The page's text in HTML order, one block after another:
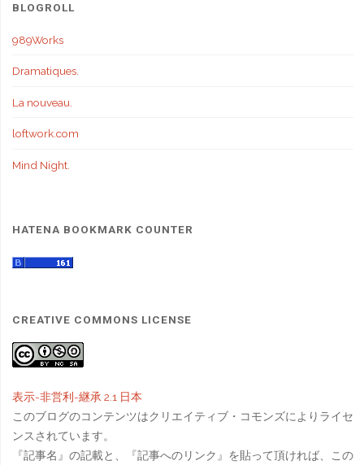
BLOGROLL
989Works
Dramatiques.
La nouveau.
loftwork.com
Mind Night.
HATENA BOOKMARK COUNTER
CREATIVE COMMONS LICENSE
表示-非営利-継承 2.1 日本
このブログのコンテンツはクリエイティブ・コモンズによりライセ
ンスされています。
『記事名』の記載と、『記事へのリンク』を貼って頂ければ、この